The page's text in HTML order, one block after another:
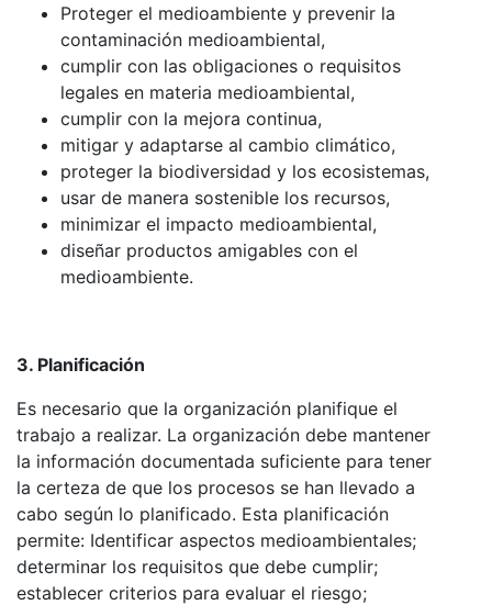
Proteger el medioambiente y prevenir la
contaminación medioambiental,
cumplir con las obligaciones o requisitos
legales en materia medioambiental,
cumplir con la mejora continua,
mitigar y adaptarse al cambio climático,
proteger la biodiversidad y los ecosistemas,
usar de manera sostenible los recursos,
minimizar el impacto medioambiental,
diseñar productos amigables con el
medioambiente.
3. Planificación
Es necesario que la organización planifique el
trabajo a realizar. La organización debe mantener
la información documentada suficiente para tener
la certeza de que los procesos se han llevado a
cabo según lo planificado. Esta planificación
permite: Identificar aspectos medioambientales;
determinar los requisitos que debe cumplir;
establecer criterios para evaluar el riesgo;